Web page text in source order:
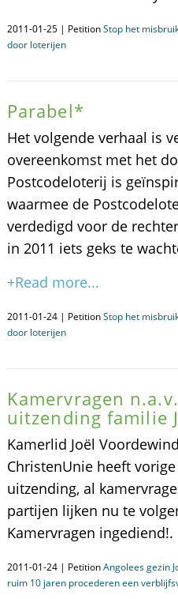
2011-01-25 | PetitionStop het
door loterijen
Parabel*
Het volgende verhaal is
overeenkomst met het
Postcodeloterij is
waarmee de
verdedigd voor de
in 2011 iets geks te
+Read more...
2011-01-24 | PetitionStop het
door loterijen
Kamervragen
uitzending familie
Kamerlid Joël
ChristenUnie heeft
uitzending, al
partijen lijken nu te
Kamervragen ingediend!.
2011-01-24 | PetitionAngolees gezin
ruim 10 jaren procederen een